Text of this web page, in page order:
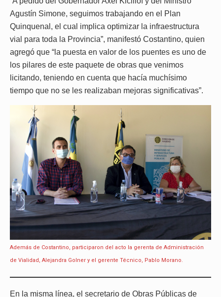
Agustín Simone, seguimos trabajando en el Plan
Quinquenal, el cual implica optimizar la infraestructura
vial para toda la Provincia”, manifestó Costantino, quien
agregó que “la puesta en valor de los puentes es uno de
los pilares de este paquete de obras que venimos
licitando, teniendo en cuenta que hacía muchísimo
tiempo que no se les realizaban mejoras significativas”.
Además de Costantino, participaron del acto la gerenta de Administración
de Vialidad, Alejandra Golner y el gerente Técnico, Pablo Morano.
En la misma línea, el secretario de Obras Públicas de